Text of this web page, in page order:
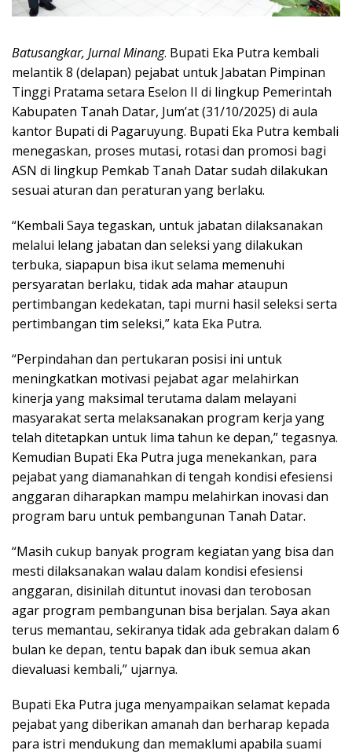
Batusangkar, Jurnal Minang. Bupati Eka Putra kembali
melantik 8 (delapan) pejabat untuk Jabatan Pimpinan
Tinggi Pratama setara Eselon II di lingkup Pemerintah
Kabupaten Tanah Datar, Jum’at (31/10/2025) di aula
kantor Bupati di Pagaruyung. Bupati Eka Putra kembali
menegaskan, proses mutasi, rotasi dan promosi bagi
ASN di lingkup Pemkab Tanah Datar sudah dilakukan
sesuai aturan dan peraturan yang berlaku.
“Kembali Saya tegaskan, untuk jabatan dilaksanakan
melalui lelang jabatan dan seleksi yang dilakukan
terbuka, siapapun bisa ikut selama memenuhi
persyaratan berlaku, tidak ada mahar ataupun
pertimbangan kedekatan, tapi murni hasil seleksi serta
pertimbangan tim seleksi,” kata Eka Putra.
“Perpindahan dan pertukaran posisi ini untuk
meningkatkan motivasi pejabat agar melahirkan
kinerja yang maksimal terutama dalam melayani
masyarakat serta melaksanakan program kerja yang
telah ditetapkan untuk lima tahun ke depan,” tegasnya.
Kemudian Bupati Eka Putra juga menekankan, para
pejabat yang diamanahkan di tengah kondisi efesiensi
anggaran diharapkan mampu melahirkan inovasi dan
program baru untuk pembangunan Tanah Datar.
“Masih cukup banyak program kegiatan yang bisa dan
mesti dilaksanakan walau dalam kondisi efesiensi
anggaran, disinilah dituntut inovasi dan terobosan
agar program pembangunan bisa berjalan. Saya akan
terus memantau, sekiranya tidak ada gebrakan dalam 6
bulan ke depan, tentu bapak dan ibuk semua akan
dievaluasi kembali,” ujarnya.
Bupati Eka Putra juga menyampaikan selamat kepada
pejabat yang diberikan amanah dan berharap kepada
para istri mendukung dan memaklumi apabila suami